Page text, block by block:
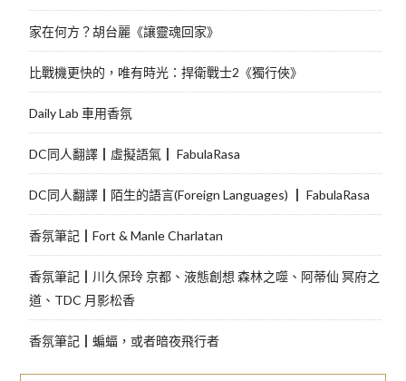
家在何方？胡台麗《讓靈魂回家》
比戰機更快的，唯有時光：捍衛戰士2《獨行俠》
Daily Lab 車用香氛
DC同人翻譯┃虛擬語氣┃ FabulaRasa
DC同人翻譯┃陌生的語言(Foreign Languages) ┃ FabulaRasa
香氛筆記┃Fort & Manle Charlatan
香氛筆記┃川久保玲 京都、液態創想 森林之噬、阿蒂仙 冥府之
道、TDC 月影松香
香氛筆記┃蝙蝠，或者暗夜飛行者